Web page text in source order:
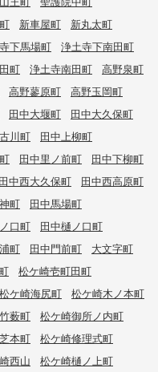
新車屋町
新丸太町
下馬場町
浄土寺下南田町
町 浄土寺南田町
高野泉町
高野蓼原町
高野玉岡町
田中大堰町
田中大久保町
川町
田中上柳町
田中里ノ前町
田中下柳町
田中西大久保町
田中西高原町
町
田中馬場町
口町
田中樋ノ口町
町 田中門前町
大文字町
松ケ崎壱町田町
松ケ崎海尻町
松ケ崎木ノ本町
薮町
松ケ崎御所ノ内町
本町
松ケ崎修理式町
西山
松ケ崎樋ノ上町